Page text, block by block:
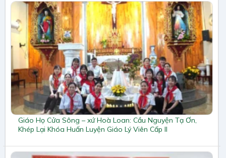
Giáo Họ Cửa Sông – xứ Hoà Loan: Cầu Nguyện Tạ Ơn,
Khép Lại Khóa Huấn Luyện Giáo Lý Viên Cấp II